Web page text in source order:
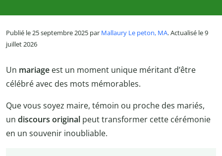
Publié le 25 septembre 2025 par Mallaury Le peton, MA. Actualisé le 9
juillet 2026
Un mariage est un moment unique méritant d’être
célébré avec des mots mémorables.
Que vous soyez maire, témoin ou proche des mariés,
un discours original peut transformer cette cérémonie
en un souvenir inoubliable.